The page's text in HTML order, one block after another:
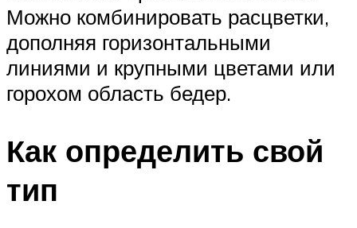
Можно комбинировать расцветки,
дополняя горизонтальными
линиями и крупными цветами или
горохом область бедер.
Как определить свой
тип